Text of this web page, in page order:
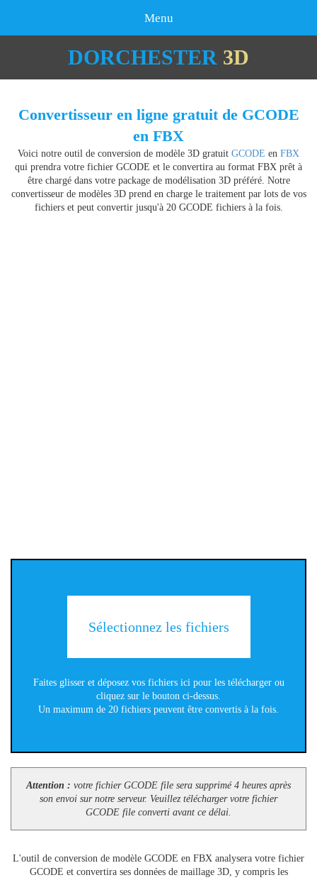
Menu
DORCHESTER 3D
Convertisseur en ligne gratuit de GCODE
en FBX
Voici notre outil de conversion de modèle 3D gratuit GCODE en FBX
qui prendra votre fichier GCODE et le convertira au format FBX prêt à
être chargé dans votre package de modélisation 3D préféré. Notre
convertisseur de modèles 3D prend en charge le traitement par lots de vos
fichiers et peut convertir jusqu'à 20 GCODE fichiers à la fois.
Sélectionnez les fichiers
Faites glisser et déposez vos fichiers ici pour les télécharger ou
cliquez sur le bouton ci-dessus.
Un maximum de 20 fichiers peuvent être convertis à la fois.
Attention : votre fichier GCODE file sera supprimé 4 heures après
son envoi sur notre serveur. Veuillez télécharger votre fichier
GCODE file converti avant ce délai.
L'outil de conversion de modèle GCODE en FBX analysera votre fichier
GCODE et convertira ses données de maillage 3D, y compris les